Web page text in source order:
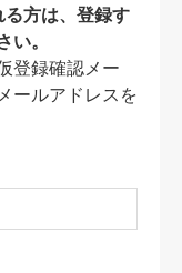
方は、登録す
。
登録確認メー
ールアドレスを